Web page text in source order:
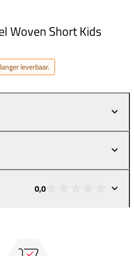
Woven Short Kids
leverbaar.
0,0